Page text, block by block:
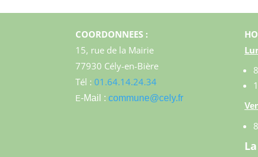
COORDONNEES :
15, rue de la Mairie
77930 Cély-en-Bière
Tél : 01.64.14.24.34
E-Mail : commune@cely.fr